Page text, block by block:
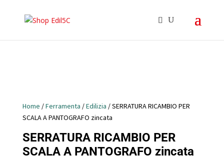
Home /Ferramenta /Edilizia / SERRATURA RICAMBIO PER
SCALA A PANTOGRAFO zincata
SERRATURA RICAMBIO PER
SCALA A PANTOGRAFO zincata